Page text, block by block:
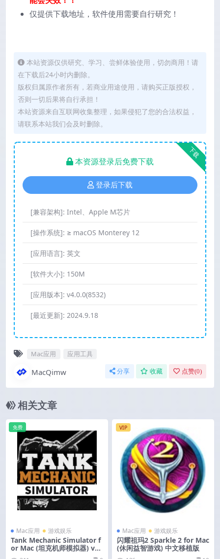
仅提供下载地址，软件使用需要自行研究！
本站资源仅供研究、学习、尝鲜体验使用，切勿商用！请
在下载后24小时内删除。
版权归属原作者所有，若商业用途使用，请购买正版授权，
否则一切后果将自行承担！
本站资源来自互联网收集整理，如果侵犯了您的合法权益，
请联系本站我们会及时删除。
下载
本资源登录后免费下载
登录后下载
[兼容架构]: Intel、Apple M芯片
[操作系统]: ≥ macOS Monterey 12
[应用语言]: 英文
[软件大小]: 150M
[应用版本]: v4.0.0(8532)
[最近更新]: 2024.9.18
Mac应用 应用工具
MacQimw 分享 收藏 点赞(0)
相关文章
Mac应用 游戏娱乐
Tank Mechanic Simulator f
or Mac (坦克机师模拟器) v1.
免费 VIP
Mac应用 游戏娱乐
闪耀祖玛2 Sparkle 2 for Mac
(休闲益智游戏) 中文移植版